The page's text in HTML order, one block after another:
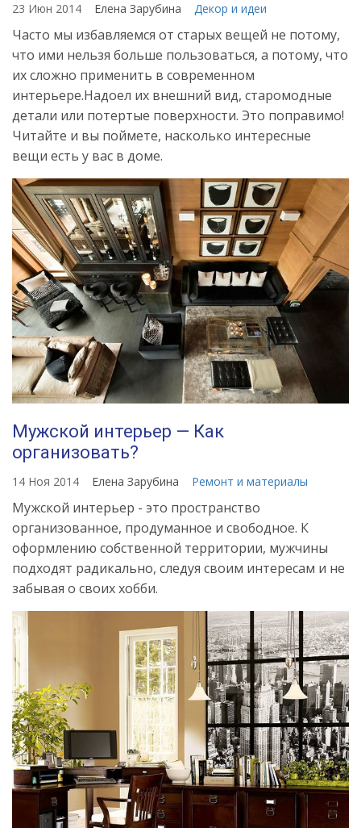
23 Июн 2014 Елена Зарубина Декор и идеи
Часто мы избавляемся от старых вещей не потому,
что ими нельзя больше пользоваться, а потому, что
их сложно применить в современном
интерьере.Надоел их внешний вид, старомодные
детали или потертые поверхности. Это поправимо!
Читайте и вы поймете, насколько интересные
вещи есть у вас в доме.
Мужской интерьер — Как
организовать?
14 Ноя 2014 Елена Зарубина Ремонт и материалы
Мужской интерьер - это пространство
организованное, продуманное и свободное. К
оформлению собственной территории, мужчины
подходят радикально, следуя своим интересам и не
забывая о своих хобби.